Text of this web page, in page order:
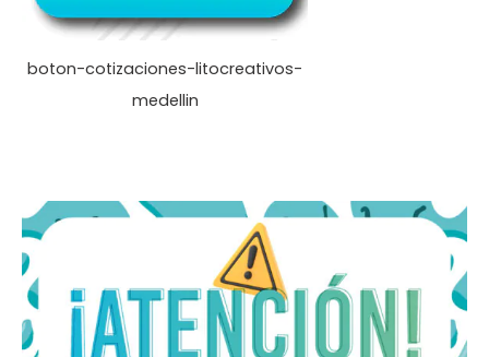
boton-cotizaciones-litocreativos-
medellin